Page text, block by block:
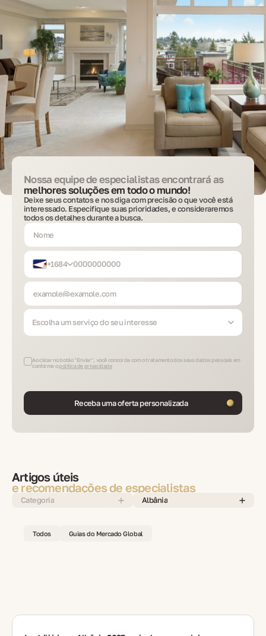
Nossa equipe de especialistas encontrará as
melhores soluções em todo o mundo!
Deixe seus contatos e nos diga com precisão o que você está
interessado. Especifique suas prioridades, e consideraremos
todos os detalhes durante a busca.
+1684
Escolha um serviço do seu interesse
Ao clicar no botão "Enviar", você concorda com o tratamento dos seus dados pessoais em
conforme o política de privacidade
Receba uma oferta personalizada
Artigos úteis
e recomendações de especialistas
Categoria Albânia
Todos Guias do Mercado Global